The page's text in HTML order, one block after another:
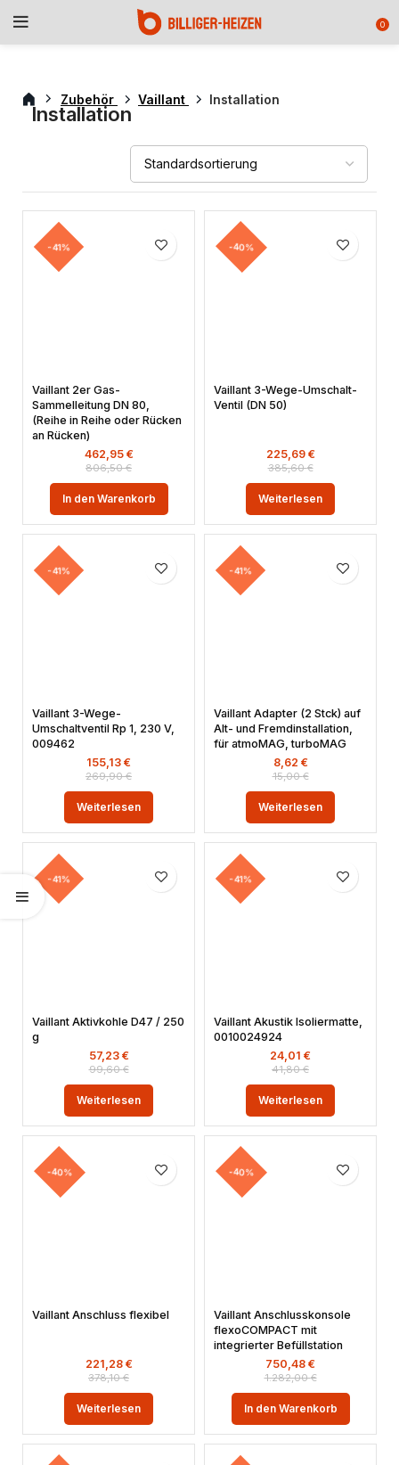
0
Zubehör Vaillant Installation
Installation
-41%
Vaillant 2er Gas-
Sammelleitung DN 80,
(Reihe in Reihe oder Rücken
an Rücken)
806,50€
462,95 €
In den Warenkorb
-40%
Vaillant 3-Wege-Umschalt-
Ventil (DN 50)
385,60€
225,69 €
Weiterlesen
-41%
Vaillant 3-Wege-
Umschaltventil Rp 1, 230 V,
009462
269,90€
155,13 €
Weiterlesen
-41%
Vaillant Adapter (2 Stck) auf
Alt- und Fremdinstallation,
für atmoMAG, turboMAG
15,00€
8,62 €
Weiterlesen
-41%
Vaillant Aktivkohle D47 / 250
g
99,60€
57,23 €
Weiterlesen
-41%
Vaillant Akustik Isoliermatte,
0010024924
41,80€
24,01 €
Weiterlesen
-40%
Vaillant Anschluss flexibel
378,10€
221,28 €
Weiterlesen
-40%
Vaillant Anschlusskonsole
flexoCOMPACT mit
integrierter Befüllstation
1.282,00€
750,48 €
In den Warenkorb